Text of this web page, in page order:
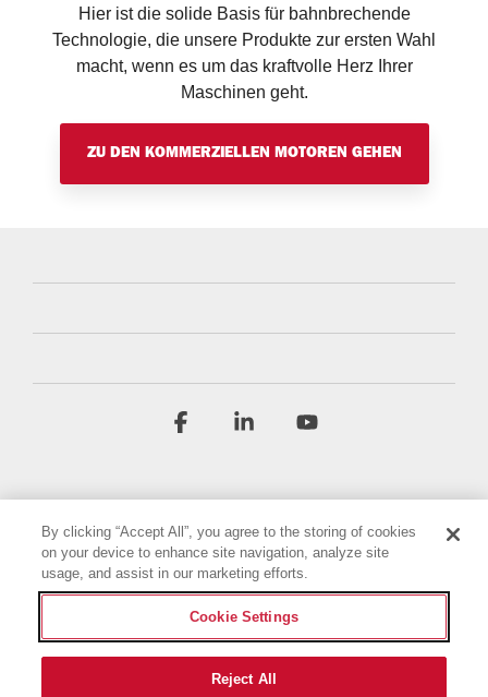
Hier ist die solide Basis für bahnbrechende
Technologie, die unsere Produkte zur ersten Wahl
macht, wenn es um das kraftvolle Herz Ihrer
Maschinen geht.
ZU DEN KOMMERZIELLEN MOTOREN GEHEN
Geschäftsbedingungen
Datenschutzbestimmungen
Barrierefreiheitserklärung
Impressum
Cookie-Einstellungen
Facebook Linkedin
By clicking “Accept All”, you agree to the storing of cookies
on your device to enhance site navigation, analyze site
usage, and assist in our marketing efforts.
Cookie Settings
Reject All